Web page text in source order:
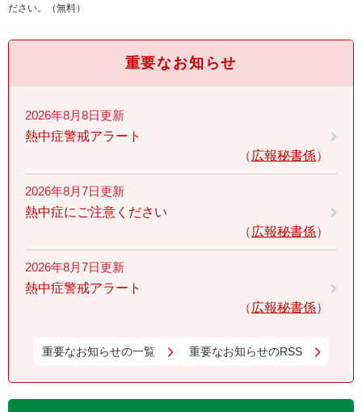
ださい。（無料）
重要なお知らせ
2026年8月8日更新
熱中症警戒アラート
広報秘書係
2026年8月7日更新
熱中症にご注意ください
広報秘書係
2026年8月7日更新
熱中症警戒アラート
広報秘書係
重要なお知らせの一覧 重要なお知らせのRSS